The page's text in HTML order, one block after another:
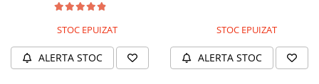
STOC EPUIZAT
ALERTA STOC
STOC EPUIZAT
ALERTA STOC